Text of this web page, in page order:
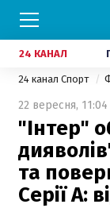
24 КАНАЛ
24 канал Спорт
22 вересня, 11:04
"Інтер"
та
Серії А: